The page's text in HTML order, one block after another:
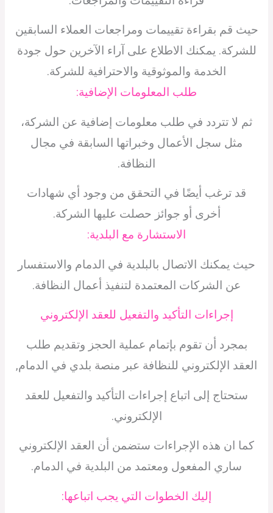
حيث قم بقراءة تقييمات ومراجعات العملاء السابقين
للشركة. يمكنك الاطلاع على آراء الآخرين حول جودة
الخدمة والموثوقية والاحترافية للشركة.
طلب المعلومات الإضافية:
ثم لا تتردد في طلب معلومات إضافية عن الشركة،
مثل سجل الأعمال وخبراتها السابقة في مجال
النظافة.
قد ترغب أيضًا في التحقق من وجود أي شهادات
أخرى أو جوائز حصلت عليها الشركة.
الاستشارة مع البلدية:
حيث يمكنك الاتصال بالبلدية في الدمام والاستفسار
عن الشركات المعتمدة لتنفيذ أعمال النظافة.
إجراءات التأكيد والتفعيل للعقد الإلكتروني
بمجرد أن تقوم بإتمام عملية الحجز وتقديم طلب
العقد الإلكتروني للنظافة عبر منصة بلدي في الدمام,
ستحتاج إلى اتباع إجراءات التأكيد والتفعيل للعقد
الإلكتروني.
كما ان هذه الإجراءات ستضمن أن العقد الإلكتروني
ساري المفعول ومعتمد من البلدية في الدمام.
إليك الخطوات التي يجب اتباعها: